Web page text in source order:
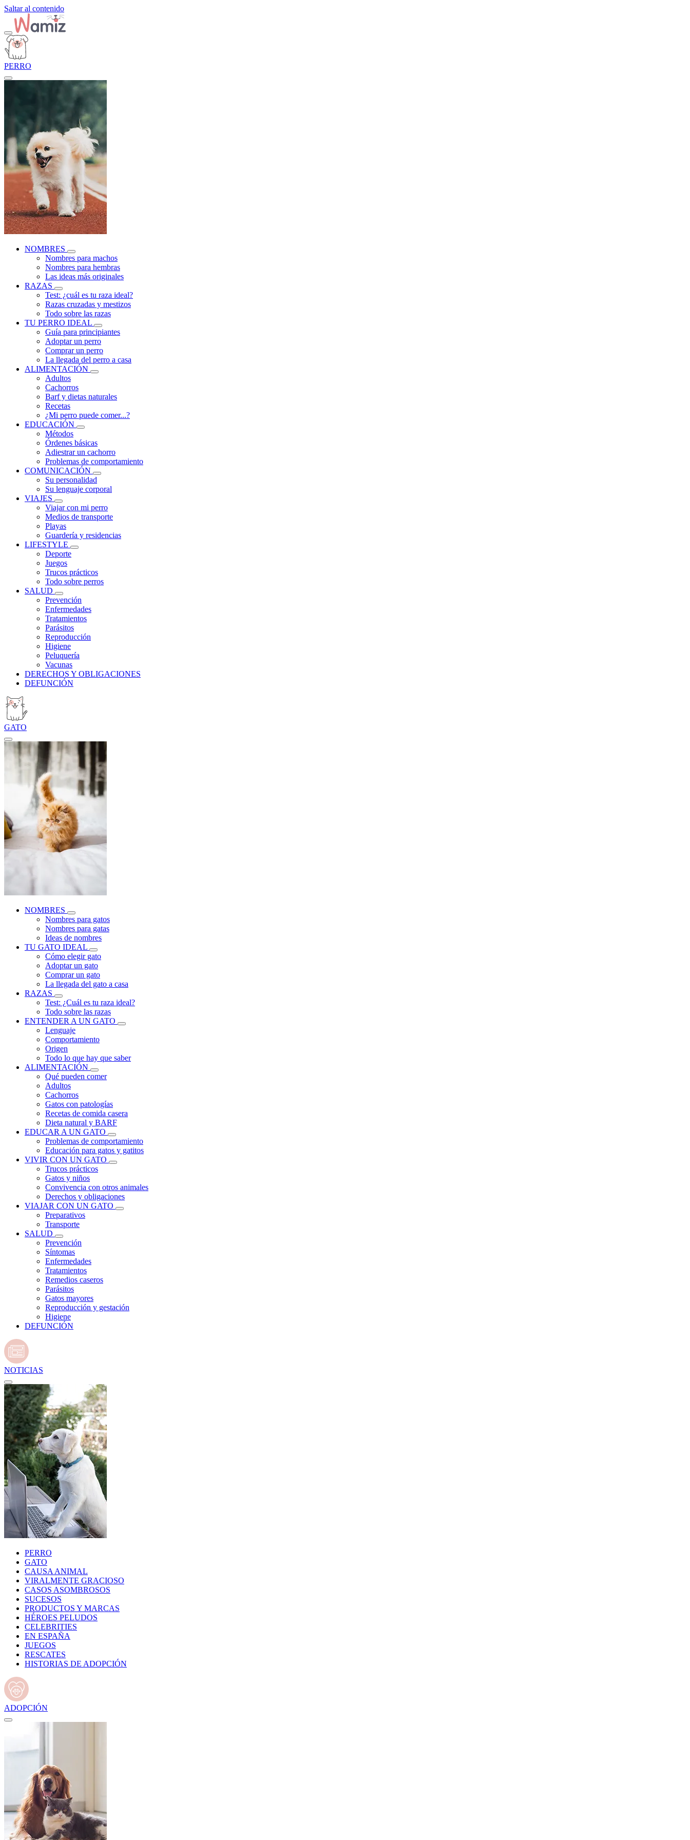
Saltar al contenido
PERRO
NOMBRES
Nombres para machos
Nombres para hembras
Las ideas más originales
RAZAS
Test: ¿cuál es tu raza ideal?
Razas cruzadas y mestizos
Todo sobre las razas
TU PERRO IDEAL
Guía para principiantes
Adoptar un perro
Comprar un perro
La llegada del perro a casa
ALIMENTACIÓN
Adultos
Cachorros
Barf y dietas naturales
Recetas
¿Mi perro puede comer...?
EDUCACIÓN
Métodos
Órdenes básicas
Adiestrar un cachorro
Problemas de comportamiento
COMUNICACIÓN
Su personalidad
Su lenguaje corporal
VIAJES
Viajar con mi perro
Medios de transporte
Playas
Guardería y residencias
LIFESTYLE
Deporte
Juegos
Trucos prácticos
Todo sobre perros
SALUD
Prevención
Enfermedades
Tratamientos
Parásitos
Reproducción
Higiene
Peluquería
Vacunas
DERECHOS Y OBLIGACIONES
DEFUNCIÓN
GATO
NOMBRES
Nombres para gatos
Nombres para gatas
Ideas de nombres
TU GATO IDEAL
Cómo elegir gato
Adoptar un gato
Comprar un gato
La llegada del gato a casa
RAZAS
Test: ¿Cuál es tu raza ideal?
Todo sobre las razas
ENTENDER A UN GATO
Lenguaje
Comportamiento
Origen
Todo lo que hay que saber
ALIMENTACIÓN
Qué pueden comer
Adultos
Cachorros
Gatos con patologías
Recetas de comida casera
Dieta natural y BARF
EDUCAR A UN GATO
Problemas de comportamiento
Educación para gatos y gatitos
VIVIR CON UN GATO
Trucos prácticos
Gatos y niños
Convivencia con otros animales
Derechos y obligaciones
VIAJAR CON UN GATO
Preparativos
Transporte
SALUD
Prevención
Síntomas
Enfermedades
Tratamientos
Remedios caseros
Parásitos
Gatos mayores
Reproducción y gestación
Higiene
DEFUNCIÓN
NOTICIAS
PERRO
GATO
CAUSA ANIMAL
VIRALMENTE GRACIOSO
CASOS ASOMBROSOS
SUCESOS
PRODUCTOS Y MARCAS
HÉROES PELUDOS
CELEBRITIES
EN ESPAÑA
JUEGOS
RESCATES
HISTORIAS DE ADOPCIÓN
ADOPCIÓN